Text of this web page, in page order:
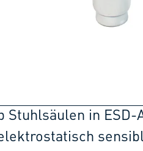
Stuhlsäulen in